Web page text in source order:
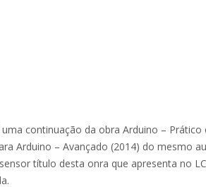
continuação da obra Arduino – Prático
Arduino – Avançado (2014) do mesmo
título desta onra que apresenta no